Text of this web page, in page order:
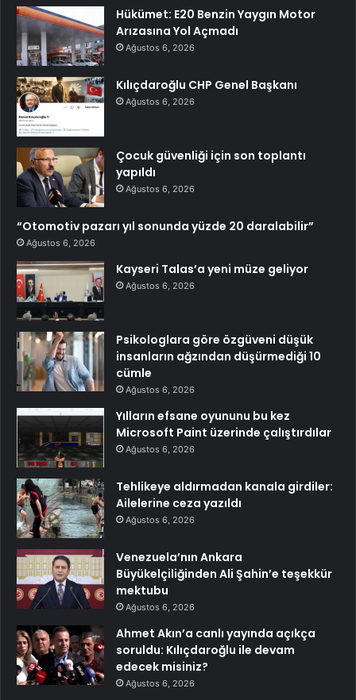
Hükümet: E20 Benzin Yaygın Motor
Arızasına Yol Açmadı
Ağustos 6, 2026
Kılıçdaroğlu CHP Genel Başkanı
Ağustos 6, 2026
Çocuk güvenliği için son toplantı
yapıldı
Ağustos 6, 2026
“Otomotiv pazarı yıl sonunda yüzde 20 daralabilir”
Ağustos 6, 2026
Kayseri Talas’a yeni müze geliyor
Ağustos 6, 2026
Psikologlara göre özgüveni düşük
insanların ağzından düşürmediği 10
cümle
Ağustos 6, 2026
Yılların efsane oyununu bu kez
Microsoft Paint üzerinde çalıştırdılar
Ağustos 6, 2026
Tehlikeye aldırmadan kanala girdiler:
Ailelerine ceza yazıldı
Ağustos 6, 2026
Venezuela’nın Ankara
Büyükelçiliğinden Ali Şahin’e teşekkür
mektubu
Ağustos 6, 2026
Ahmet Akın’a canlı yayında açıkça
soruldu: Kılıçdaroğlu ile devam
edecek misiniz?
Ağustos 6, 2026